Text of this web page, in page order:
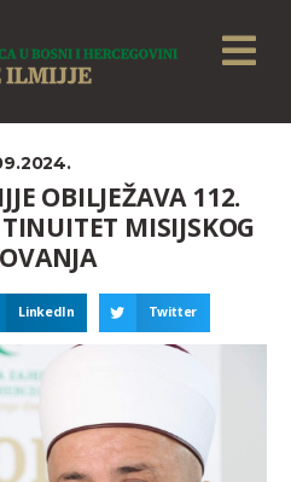
OBILJEŽAVA 112.
MISIJSKOG
LinkedIn Twitter